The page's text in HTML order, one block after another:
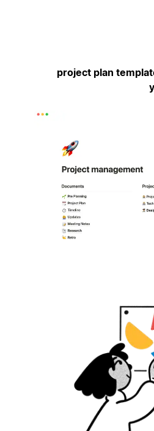
9 project plan